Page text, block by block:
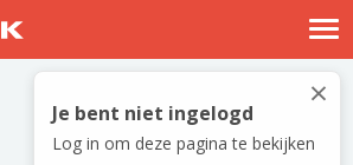
Nostalgische verhalen
Log in
Meld je gratis aan
×
Je bent niet ingelogd
Log in om deze pagina te bekijken